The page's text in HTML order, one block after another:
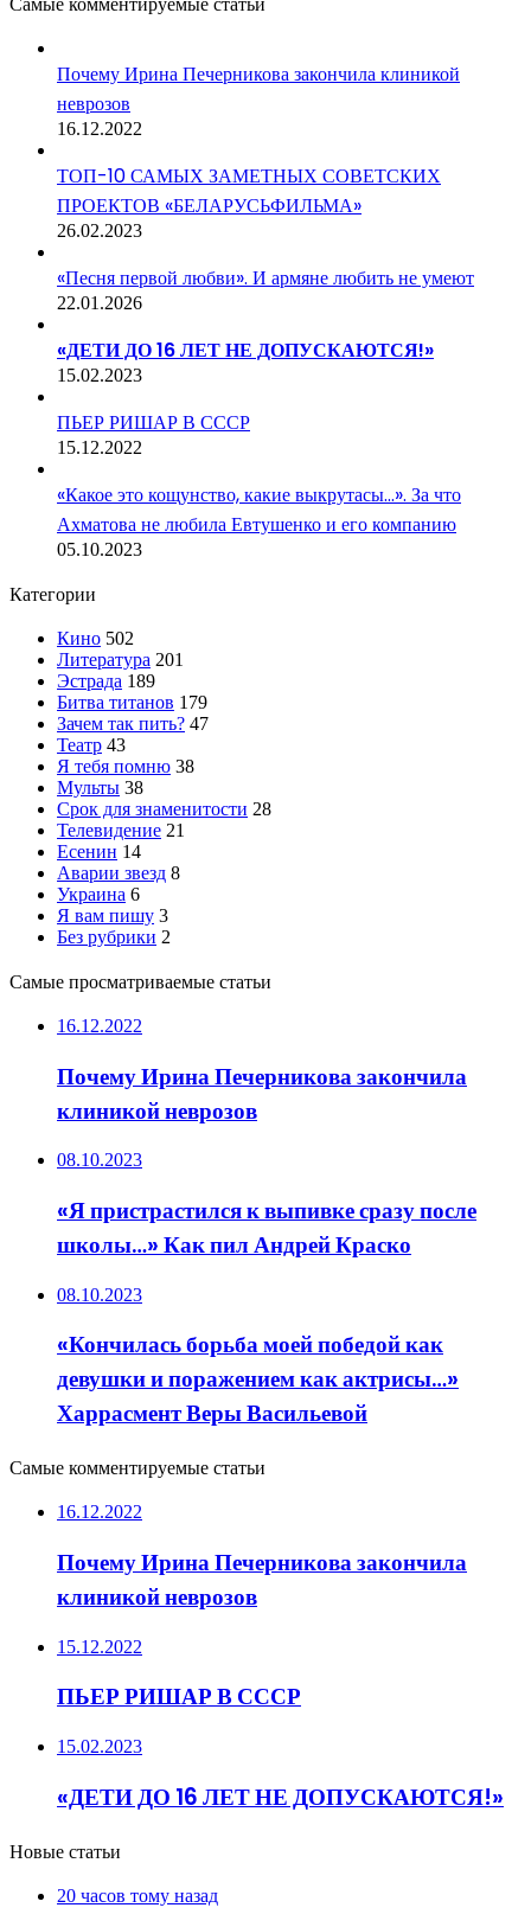
Почему Ирина Печерникова закончила клиникой
неврозов
16.12.2022
ТОП-10 САМЫХ ЗАМЕТНЫХ СОВЕТСКИХ
ПРОЕКТОВ «БЕЛАРУСЬФИЛЬМА»
26.02.2023
«Песня первой любви». И армяне любить не умеют
22.01.2026
«ДЕТИ ДО 16 ЛЕТ НЕ ДОПУСКАЮТСЯ!»
15.02.2023
ПЬЕР РИШАР В СССР
15.12.2022
«Какое это кощунство, какие выкрутасы…». За что
Ахматова не любила Евтушенко и его компанию
05.10.2023
Категории
Кино 502
Литература 201
Эстрада 189
Битва титанов 179
Зачем так пить? 47
Театр 43
Я тебя помню 38
Мульты 38
Срок для знаменитости 28
Телевидение 21
Есенин 14
Аварии звезд 8
Украина 6
Я вам пишу 3
Без рубрики 2
Самые просматриваемые статьи
16.12.2022
Почему Ирина Печерникова закончила
клиникой неврозов
08.10.2023
«Я пристрастился к выпивке сразу после
школы…» Как пил Андрей Краско
08.10.2023
«Кончилась борьба моей победой как
девушки и поражением как актрисы…»
Харрасмент Веры Васильевой
Самые комментируемые статьи
16.12.2022
Почему Ирина Печерникова закончила
клиникой неврозов
15.12.2022
ПЬЕР РИШАР В СССР
15.02.2023
«ДЕТИ ДО 16 ЛЕТ НЕ ДОПУСКАЮТСЯ!»
Новые статьи
20 часов тому назад